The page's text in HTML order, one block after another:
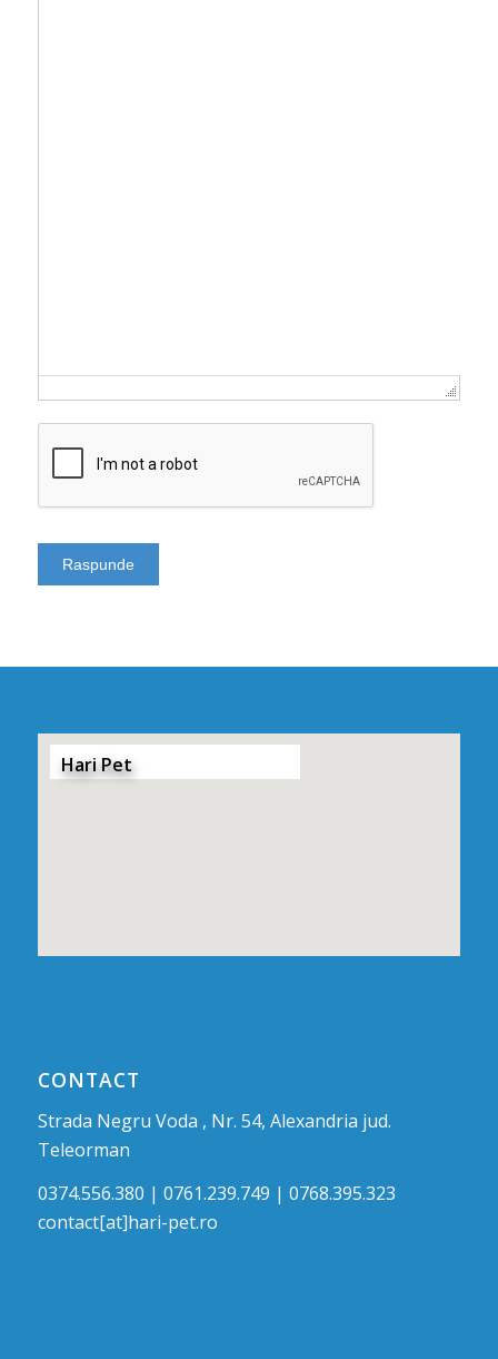
Hari Pet
CONTACT
Strada Negru Voda , Nr. 54, Alexandria jud.
Teleorman
0374.556.380 | 0761.239.749 | 0768.395.323
contact[at]hari-pet.ro